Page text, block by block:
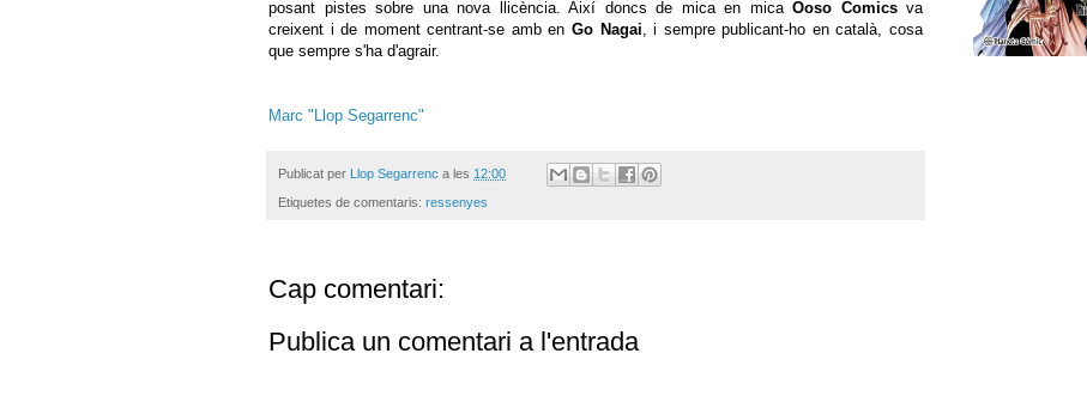
posant pistes sobre una nova llicència. Així doncs de mica en mica Ooso Comicsva
creixent i de moment centrant-se amb en Go Nagai, i sempre publicant-ho en català, cosa
que sempre s'ha d'agrair.
Marc "Llop Segarrenc"
Publicat per Llop Segarrenc a les 12:00
Etiquetes de comentaris: ressenyes
Cap comentari:
Publica un comentari a l'entrada